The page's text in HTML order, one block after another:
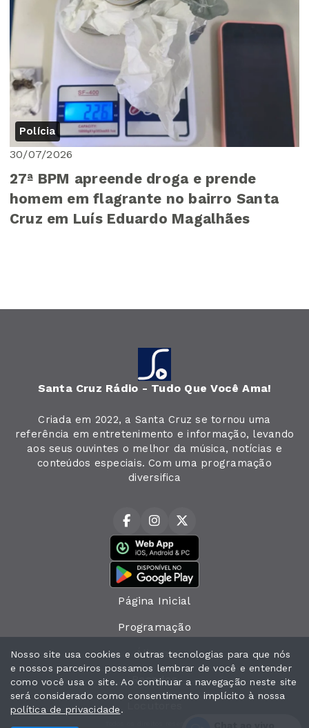
Polícia
30/07/2026
27ª BPM apreende droga e prende
homem em flagrante no bairro Santa
Cruz em Luís Eduardo Magalhães
Santa Cruz Rádio - Tudo Que Você Ama!
Criada em 2022, a Santa Cruz se tornou uma
referência em entretenimento e informação, levando
aos seus ouvintes o melhor da música, notícias e
conteúdos especiais. Com uma programação
diversifica
Página Inicial
Programação
Álbuns
Recados
Nosso site usa cookies e outras tecnologias para que nós
e nossos parceiros possamos lembrar de você e entender
como você usa o site. Ao continuar a navegação neste site
será considerado como consentimento implícito à nossa
política de privacidade.